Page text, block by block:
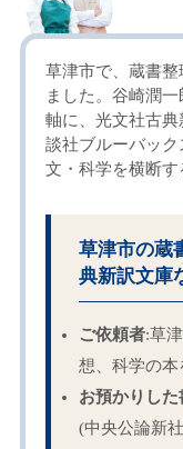
草津市で、蔵書
ました。谷崎潤
軸に、光文社古
談社ブルーバッ
文・科学を横断す
草津市の蔵
典新訳文庫
ご依頼者:草
想、科学の
お預かりした
(中央公論新